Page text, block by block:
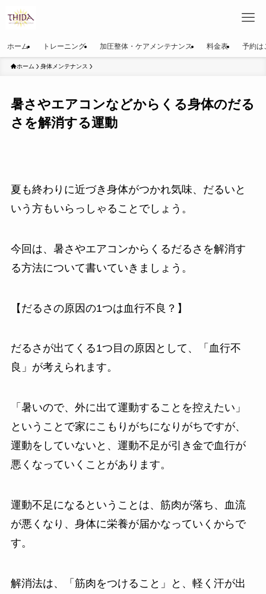
ホーム トレーニング 加圧整体・ケアメンテナンス 料金表 予約は
ホーム 身体メンテナンス
暑さやエアコンなどからくる身体のだる
さを解消する運動
夏も終わりに近づき身体がつかれ気味、だるいと
いう方もいらっしゃることでしょう。
今回は、暑さやエアコンからくるだるさを解消す
る方法について書いていきましょう。
【だるさの原因の1つは血行不良？】
だるさが出てくる1つ目の原因として、「血行不
良」が考えられます。
「暑いので、外に出て運動することを控えたい」
ということで家にこもりがちになりがちですが、
運動をしていないと、運動不足が引き金で血行が
悪くなっていくことがあります。
運動不足になるということは、筋肉が落ち、血流
が悪くなり、身体に栄養が届かなっていくからで
す。
解消法は、「筋肉をつけること」と、軽く汗が出